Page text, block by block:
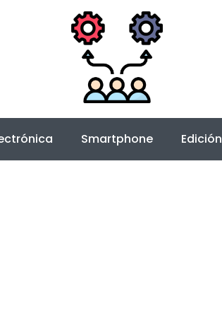
Smartphone Edición